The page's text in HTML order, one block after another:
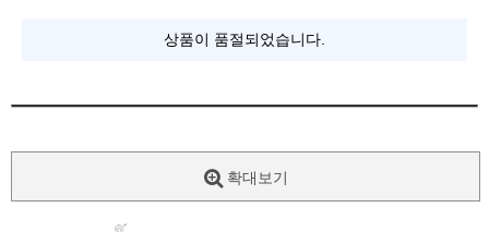
상품이 품절되었습니다.
확대보기